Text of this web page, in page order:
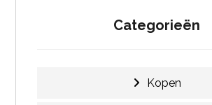
Categorieën
Kopen